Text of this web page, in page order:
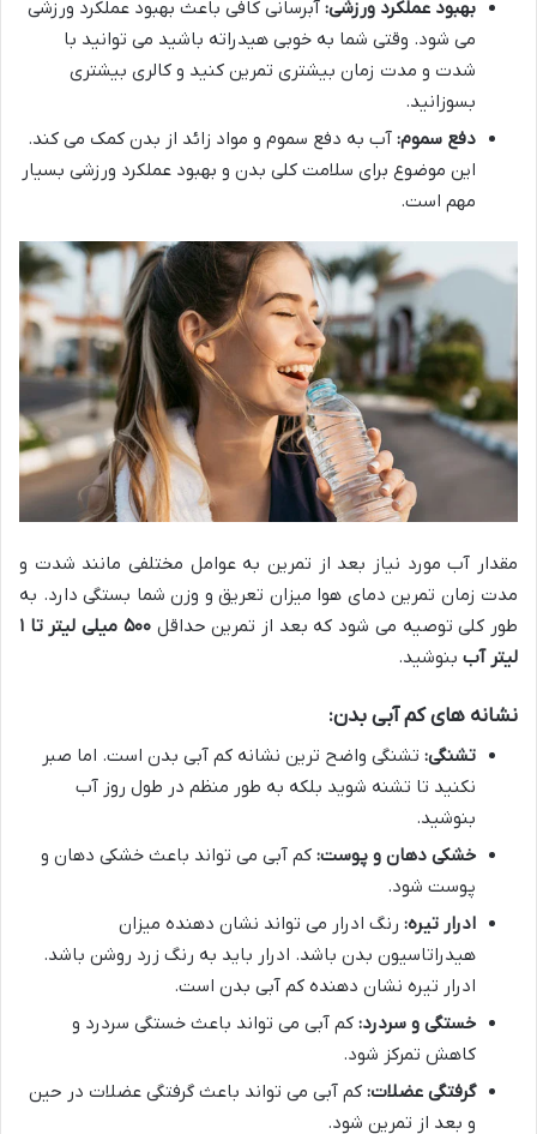
بهبود عملکرد ورزشی: آبرسانی کافی باعث بهبود عملکرد ورزشی
می شود. وقتی شما به خوبی هیدراته باشید می توانید با
شدت و مدت زمان بیشتری تمرین کنید و کالری بیشتری
بسوزانید.
دفع سموم: آب به دفع سموم و مواد زائد از بدن کمک می کند.
این موضوع برای سلامت کلی بدن و بهبود عملکرد ورزشی بسیار
مهم است.
مقدار آب مورد نیاز بعد از تمرین به عوامل مختلفی مانند شدت و
مدت زمان تمرین دمای هوا میزان تعریق و وزن شما بستگی دارد. به
طور کلی توصیه می شود که بعد از تمرین حداقل۵۰۰ میلی لیتر تا ۱
لیتر آب بنوشید.
نشانه های کم آبی بدن:
تشنگی: تشنگی واضح ترین نشانه کم آبی بدن است. اما صبر
نکنید تا تشنه شوید بلکه به طور منظم در طول روز آب
بنوشید.
خشکی دهان و پوست: کم آبی می تواند باعث خشکی دهان و
پوست شود.
ادرار تیره: رنگ ادرار می تواند نشان دهنده میزان
هیدراتاسیون بدن باشد. ادرار باید به رنگ زرد روشن باشد.
ادرار تیره نشان دهنده کم آبی بدن است.
خستگی و سردرد: کم آبی می تواند باعث خستگی سردرد و
کاهش تمرکز شود.
گرفتگی عضلات: کم آبی می تواند باعث گرفتگی عضلات در حین
و بعد از تمرین شود.